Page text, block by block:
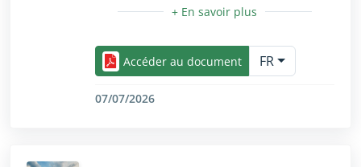
consommation d'énergie. Nos travaux ont
en place des mesures, qui ne ciblaient pas
directement les rénovations lourdes. Nous
avons également constaté des retards dans
la mise en œuvre et des faiblesses dans le
Accéder au document
FR
07/07/2026